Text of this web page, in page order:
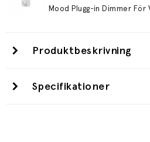
Produktbeskrivning
Specifikationer